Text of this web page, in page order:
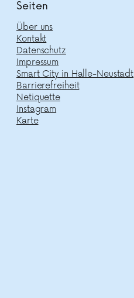
Seiten
Über uns
Kontakt
Datenschutz
Impressum
Smart City in Halle-Neustadt
Barrierefreiheit
Netiquette
Instagram
Karte